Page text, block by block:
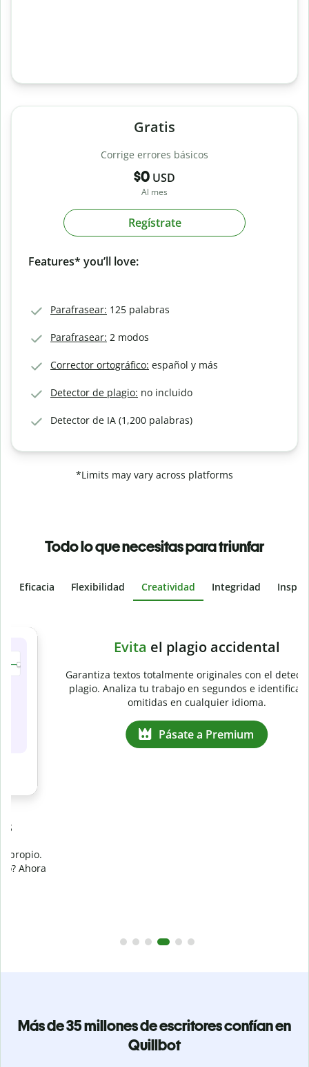
Gratis
Corrige errores básicos
$0 USD
Al mes
Regístrate
Features* you’ll love:
Parafrasear: 125 palabras
Parafrasear: 2 modos
Corrector ortográfico: español y más
Detector de plagio: no incluido
Detector de IA (1,200 palabras)
*Limits may vary across platforms
Todo lo que necesitas para triunfar
Eficacia Flexibilidad Creatividad Integridad
Slide 4 of 6
Garantiza textos totalmente originales con el detector de
plagio. Analiza tu trabajo en segundos e identifica citas
Más de 35 millones de escritores confían en
Quillbot